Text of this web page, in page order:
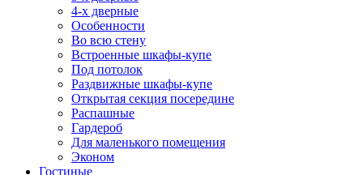
4-х дверные
Особенности
Во всю стену
Встроенные шкафы-купе
Под потолок
Раздвижные шкафы-купе
Открытая секция посередине
Распашные
Гардероб
Для маленького помещения
Эконом
Гостиные